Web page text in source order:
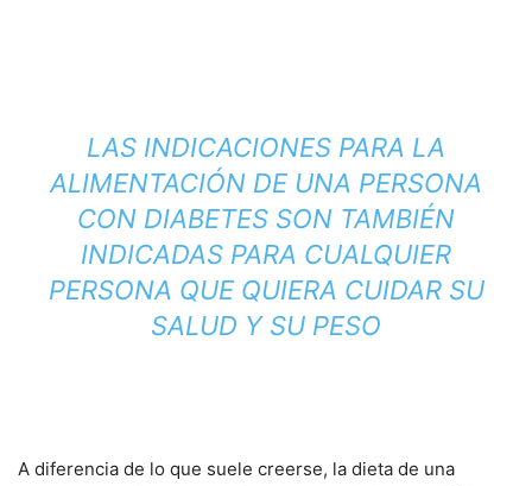
LAS INDICACIONES PARA LA
ALIMENTACIÓN DE UNA PERSONA
CON DIABETES SON TAMBIÉN
INDICADAS PARA CUALQUIER
PERSONA QUE QUIERA CUIDAR SU
SALUD Y SU PESO
A diferencia de lo que suele creerse, la dieta de una